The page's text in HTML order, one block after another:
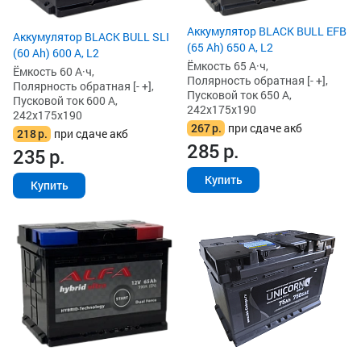
Аккумулятор BLACK BULL SLI
(60 Ah) 600 А, L2
Ёмкость 60 А·ч,
Полярность обратная [- +],
Пусковой ток 600 А,
242x175x190
218р. при сдаче акб
235р.
Купить
Аккумулятор BLACK BULL EFB
(65 Ah) 650 А, L2
Ёмкость 65 А·ч,
Полярность обратная [- +],
Пусковой ток 650 А,
242x175x190
267р. при сдаче акб
285р.
Купить